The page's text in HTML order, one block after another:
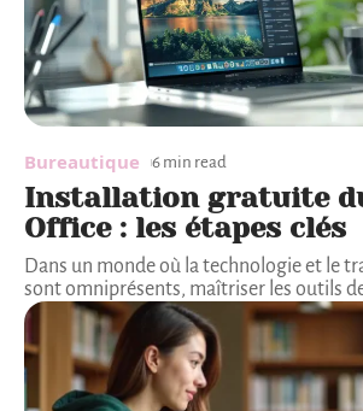
Bureautique 6 min read
Installation gratuite
Office : les étapes clés
Dans un monde où la technologie et le
sont omniprésents, maîtriser les outils